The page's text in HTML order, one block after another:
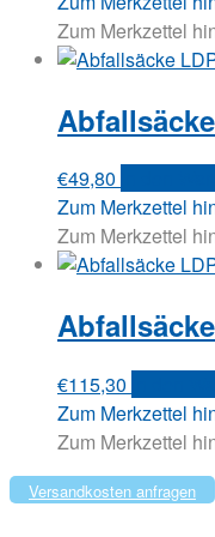
Zum Merkzettel
€49,80
Zum Merkzettel
Zum Merkzettel
€115,30
Zum Merkzettel
Zum Merkzettel
Versandkosten anfragen